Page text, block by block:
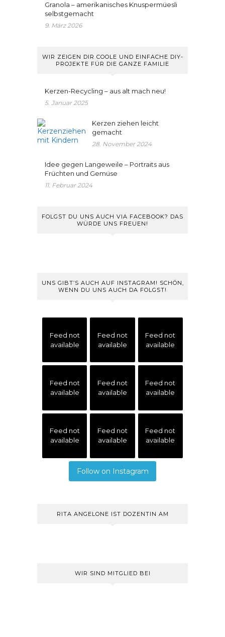
Granola – amerikanisches Knuspermüesli
selbstgemacht
9. März 2026
WIR ZEIGEN DIR COOLE UND EINFACHE DIY-
PROJEKTE FÜR DIE GANZE FAMILIE
Kerzen-Recycling – aus alt mach neu!
5. Januar 2025
Kerzen ziehen leicht
gemacht
28. November 2024
Idee gegen Langeweile – Portraits aus
Früchten und Gemüse
11. Februar 2024
FOLGST DU UNS AUCH VIA FACEBOOK? DAS
WÜRDE UNS FREUEN!
UNS GIBT’S AUCH AUF INSTAGRAM! SCHÖN,
WENN DU UNS AUCH DA FOLGST!
Feed not
available
Feed not
available
Feed not
available
Feed not
available
Feed not
available
Feed not
available
Feed not
available
Feed not
available
Feed not
available
Follow on Instagram
RITA ANGELONE IST DOZENTIN AM
WIR SIND MITGLIED BEI